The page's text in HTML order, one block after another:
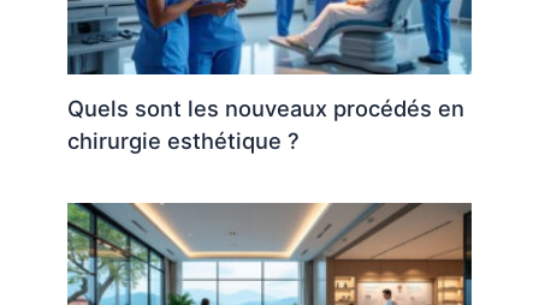
Quels sont les nouveaux procédés en
chirurgie esthétique ?